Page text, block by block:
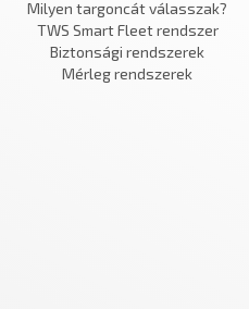
Milyen targoncát válasszak?
TWS Smart Fleet rendszer
Biztonsági rendszerek
Mérleg rendszerek